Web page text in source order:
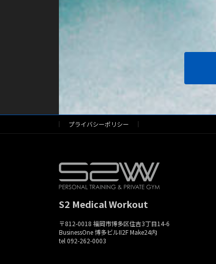
プライバシーポリシー
S2 Medical Workout
〒812-0018 福岡市博多区住吉3丁目14-6
BusinessOne 博多ビルII2F Make24内
tel 092-262-0003